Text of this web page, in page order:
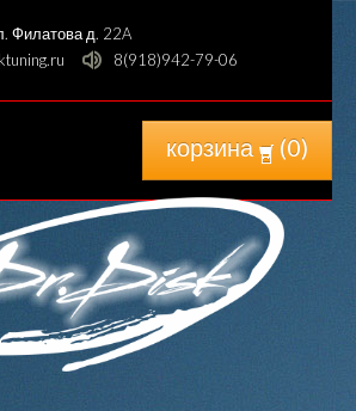
Филатова д. 22A
8(918)942-79-06
корзина (0)